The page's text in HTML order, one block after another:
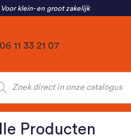
Voor klein- en groot zakelijk
06 11 33 21 07
Producten